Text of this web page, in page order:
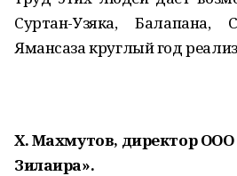
Суртан-Узяка, Балапана,
Ямансаза круглый год
Х. Махмутов, директор
Зилаира».